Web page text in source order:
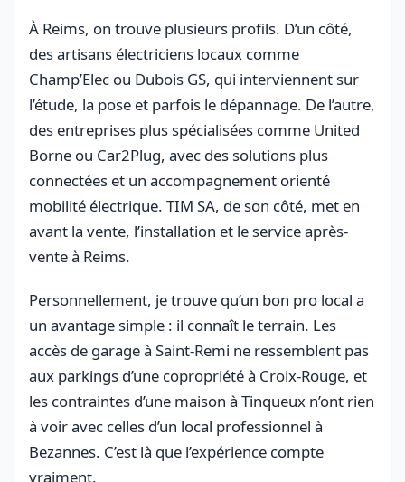
À Reims, on trouve plusieurs profils. D’un côté,
des artisans électriciens locaux comme
Champ’Elec ou Dubois GS, qui interviennent sur
l’étude, la pose et parfois le dépannage. De l’autre,
des entreprises plus spécialisées comme United
Borne ou Car2Plug, avec des solutions plus
connectées et un accompagnement orienté
mobilité électrique. TIM SA, de son côté, met en
avant la vente, l’installation et le service après-
vente à Reims.
Personnellement, je trouve qu’un bon pro local a
un avantage simple : il connaît le terrain. Les
accès de garage à Saint-Remi ne ressemblent pas
aux parkings d’une copropriété à Croix-Rouge, et
les contraintes d’une maison à Tinqueux n’ont rien
à voir avec celles d’un local professionnel à
Bezannes. C’est là que l’expérience compte
vraiment.